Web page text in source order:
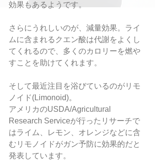
効果もあるようです。
さらにうれしいのが、減量効果。ライ
ムに含まれるクエン酸は代謝をよくし
てくれるので、多くのカロリーを燃や
すことを助けてくれます。
そして最近注目を浴びているのがリモ
ノイド(Limonoid)。
アメリカのUSDA/Agricultural
Research Serviceが行ったリサーチで
はライム、レモン、オレンジなどに含
むリモノイドがガン予防に効果的だと
発表しています。